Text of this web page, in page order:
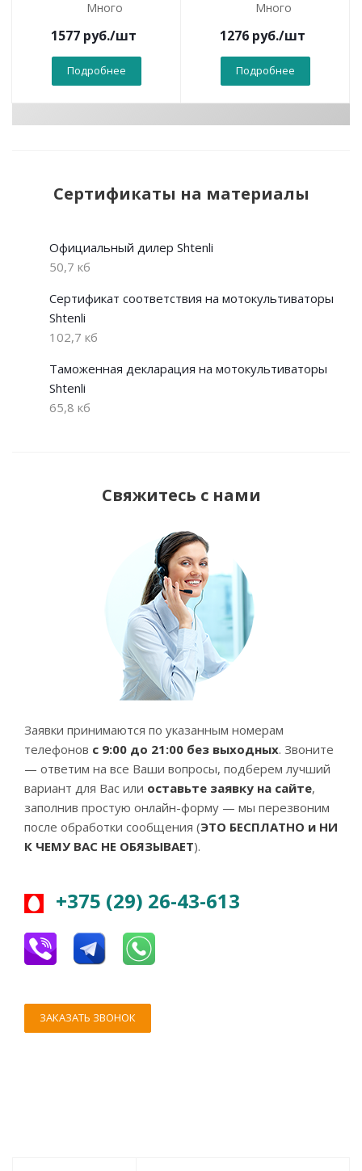
Много
1577 руб./шт
Подробнее
Много
1276 руб./шт
Подробнее
Сертификаты на материалы
Официальный дилер Shtenli
50,7 кб
Сертификат соответствия на мотокультиваторы
Shtenli
102,7 кб
Таможенная декларация на мотокультиваторы
Shtenli
65,8 кб
Свяжитесь с нами
Заявки принимаются по указанным номерам
телефонов с 9:00 до 21:00 без выходных. Звоните
— ответим на все Ваши вопросы, подберем лучший
вариант для Вас или оставьте заявку на сайте,
заполнив простую онлайн-форму — мы перезвоним
после обработки сообщения (ЭТО БЕСПЛАТНО и НИ
К ЧЕМУ ВАС НЕ ОБЯЗЫВАЕТ).
+375 (29) 26-43-613
ЗАКАЗАТЬ ЗВОНОК